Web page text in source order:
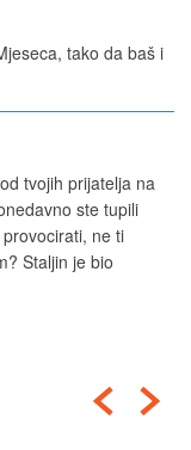
tako da baš i
tvojih prijatelja na
ste tupili
ne ti
Staljin je bio